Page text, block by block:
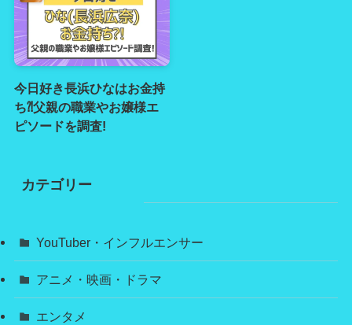
今日好き長浜ひなはお金持
ち⁈父親の職業やお嬢様エ
ピソードを調査!
カテゴリー
YouTuber・インフルエンサー
アニメ・映画・ドラマ
エンタメ